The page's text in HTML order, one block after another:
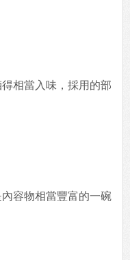
相當入味，採用的部
容物相當豐富的一碗